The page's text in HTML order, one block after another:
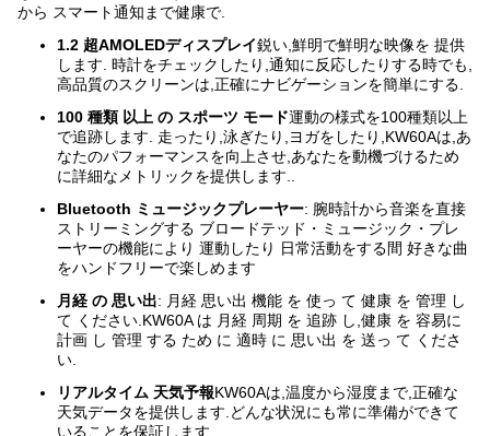
から スマート通知まで健康で.
1.2 超AMOLEDディスプレイ鋭い,鮮明で鮮明な映像を 提供
します. 時計をチェックしたり,通知に反応したりする時でも,
高品質のスクリーンは,正確にナビゲーションを簡単にする.
100 種類 以上 の スポーツ モード運動の様式を100種類以上
で追跡します. 走ったり,泳ぎたり,ヨガをしたり,KW60Aは,あ
なたのパフォーマンスを向上させ,あなたを動機づけるため
に詳細なメトリックを提供します..
Bluetooth ミュージックプレーヤー: 腕時計から音楽を直接
ストリーミングする ブロードテッド・ミュージック・プレ
ーヤーの機能により 運動したり 日常活動をする間 好きな曲
をハンドフリーで楽しめます
月経 の 思い出: 月経 思い出 機能 を 使っ て 健康 を 管理 し
て ください.KW60A は 月経 周期 を 追跡 し,健康 を 容易に
計画 し 管理 する ため に 適時 に 思い出 を 送っ て くださ
い.
リアルタイム 天気予報KW60Aは,温度から湿度まで,正確な
天気データを提供します.どんな状況にも常に準備ができて
いることを保証します.